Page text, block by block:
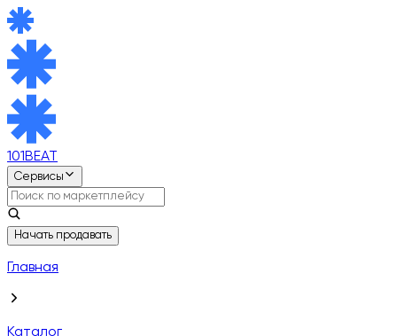
101BEAT
Сервисы
Начать продавать
Главная
Каталог